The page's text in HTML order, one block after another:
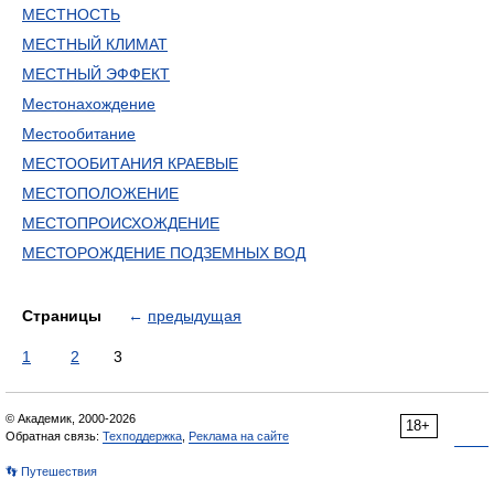
МЕСТНОСТЬ
МЕСТНЫЙ КЛИМАТ
МЕСТНЫЙ ЭФФЕКТ
Местонахождение
Местообитание
МЕСТООБИТАНИЯ КРАЕВЫЕ
МЕСТОПОЛОЖЕНИЕ
МЕСТОПРОИСХОЖДЕНИЕ
МЕСТОРОЖДЕНИЕ ПОДЗЕМНЫХ ВОД
Страницы ← предыдущая
1 2 3
18+
© Академик, 2000-2026
Обратная связь: Техподдержка Реклама на сайте
👣 Путешествия